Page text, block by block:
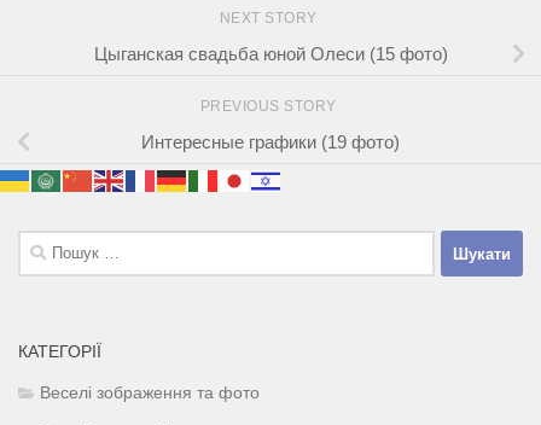
NEXT STORY
Цыганская свадьба юной Олеси (15 фото)
PREVIOUS STORY
Интересные графики (19 фото)
Пошук:
КАТЕГОРІЇ
Веселі зображення та фото